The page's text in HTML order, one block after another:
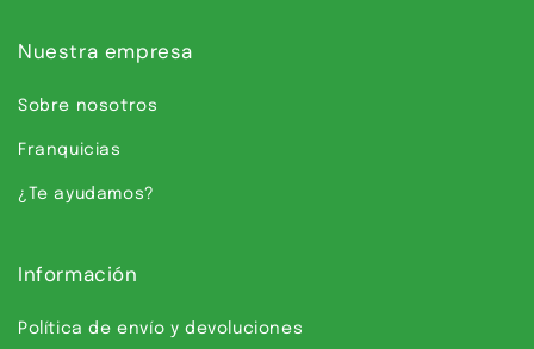
Nuestra empresa
Sobre nosotros
Franquicias
¿Te ayudamos?
Información
Política de envío y devoluciones